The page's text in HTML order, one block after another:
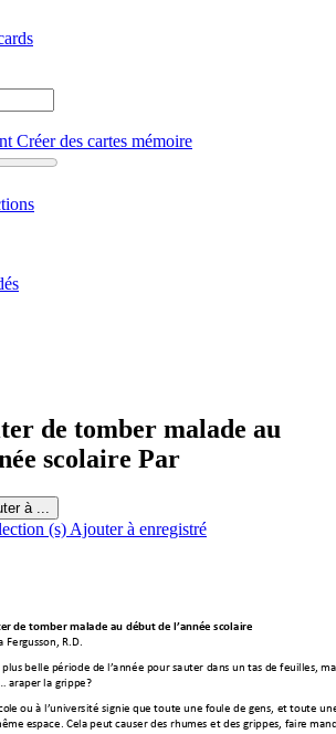
Créer des cartes mémoire
de tomber malade au
scolaire Par
à ...
(s) Ajouter à enregistré
r de tomber malade au début de l’année scolaire
Fergusson, R.D.
plus belle période de l’année pour sauter dans un tas de feui lles,
attraper la grippe ?
e ou à l’université signifie que toute une foule de gens, et toute
me espace. Cela peut causer des rhumes et des grippes, faire ma